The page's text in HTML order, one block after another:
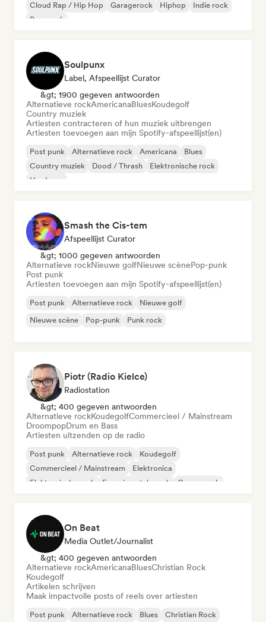
Cloud Rap / Hip Hop
Garagerock Hiphop
Indie rock
Pop-punk
Soulpunx
Label, Afspeellijst Curator
&gt; 1900 gegeven antwoorden
Alternatieve rockAmericanaBluesKoudegolf
Country muziek
Artiesten contracteren of hun muziek uitbrengen
Artiesten toevoegen aan mijn Spotify-afspeellijst(en)
Post punk Alternatieve rock Americana
Blues
Country muziek
Dood / Thrash
Elektronische rock
Hardcore
Smash the Cis-tem
Afspeellijst Curator
&gt; 1000 gegeven antwoorden
Alternatieve rockNieuwe golfNieuwe scènePop-punk
Post punk
Artiesten toevoegen aan mijn Spotify-afspeellijst(en)
Post punk Alternatieve rock
Nieuwe golf
Nieuwe scène
Pop-punk Punk rock
Piotr (Radio Kielce)
Radiostation
&gt; 400 gegeven antwoorden
Alternatieve rockKoudegolfCommercieel / Mainstream
DroompopDrum en Bass
Artiesten uitzenden op de radio
Post punk Alternatieve rock
Koudegolf
Commercieel / Mainstream
Elektronica
Elektronische rock
Experimentele rock Garagerock
On Beat
Media Outlet/Journalist
&gt; 400 gegeven antwoorden
Alternatieve rockAmericanaBluesChristian Rock
Koudegolf
Artikelen schrijven
Maak impactvolle posts of reels over artiesten
Post punk Alternatieve rock Blues Christian Rock